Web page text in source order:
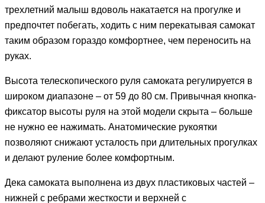
трехлетний малыш вдоволь накатается на прогулке и
предпочтет побегать, ходить с ним перекатывая самокат
таким образом гораздо комфортнее, чем переносить на
руках.
Высота телескопического руля самоката регулируется в
широком диапазоне – от 59 до 80 см. Привычная кнопка-
фиксатор высоты руля на этой модели скрыта – больше
не нужно ее нажимать. Анатомические рукоятки
позволяют снижают усталость при длительных прогулках
и делают руление более комфортным.
Дека самоката выполнена из двух пластиковых частей –
нижней с ребрами жесткости и верхней с